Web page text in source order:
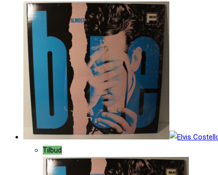
Tilbud